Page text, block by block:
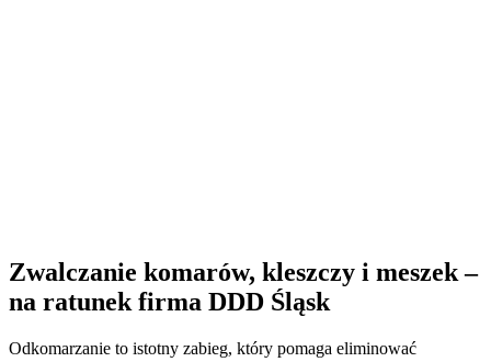
Zwalczanie komarów, kleszczy i meszek –
na ratunek firma DDD Śląsk
Odkomarzanie to istotny zabieg, który pomaga eliminować